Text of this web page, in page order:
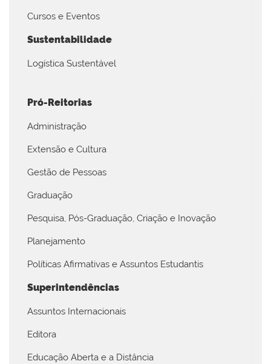
Cursos e Eventos
Sustentabilidade
Logística Sustentável
Pró-Reitorias
Administração
Extensão e Cultura
Gestão de Pessoas
Graduação
Pesquisa, Pós-Graduação, Criação e Inovação
Planejamento
Políticas Afirmativas e Assuntos Estudantis
Superintendências
Assuntos Internacionais
Editora
Educação Aberta e a Distância